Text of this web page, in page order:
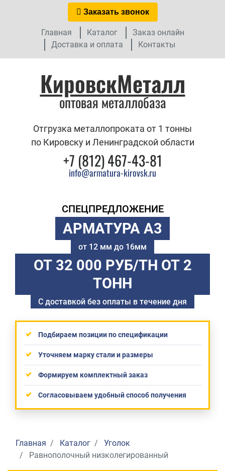
Заказать звонок
Главная Каталог
Заказ онлайн
Доставка и оплата
Контакты
КировскМеталл
оптовая металлобаза
Отгрузка металлопроката от 1 тонны
по Кировску и Ленинградской области
+7 (812) 467-43-81
info@armatura-kirovsk.ru
СПЕЦПРЕДЛОЖЕНИЕ
АРМАТУРА А3
от 12 мм до 16мм
ОТ 32 000 РУБ/ТН ОТ 2
ТОНН
С доставкой без оплаты в течение дня
Подбираем позиции по спецификации
Уточняем марку стали и размеры
Формируем комплектный заказ
Согласовываем удобный способ получения
Главная Каталог
Уголок
Равнополочный низколегированный